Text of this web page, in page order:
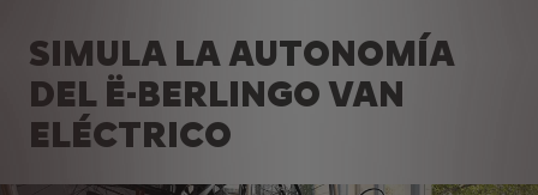
SIMULA LA AUTONOMÍA
DEL Ë-BERLINGO VAN
ELÉCTRICO